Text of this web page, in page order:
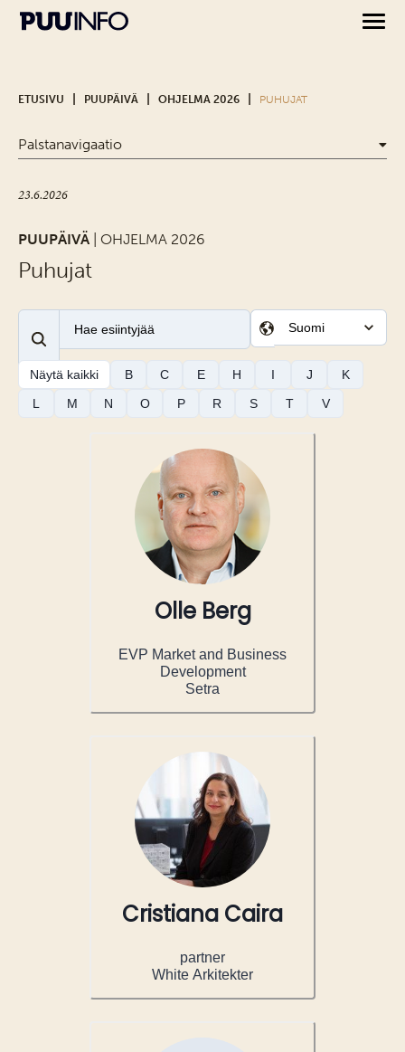
ETUSIVU PUUPÄIVÄ OHJELMA 2026 PUHUJAT
Palstanavigaatio
23.6.2026
PUUPÄIVÄ | OHJELMA 2026
Puhujat